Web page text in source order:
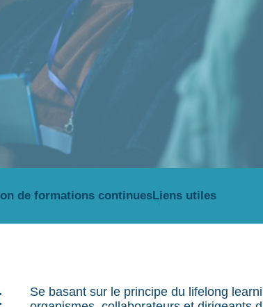
de formations continuesLiens utiles
Se basant sur le principe du lifelong